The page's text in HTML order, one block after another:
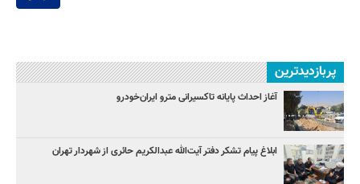
پربازدیدترین
آغاز احداث پایانه تاکسیرانی مترو ایران‌خودرو
ابلاغ پیام تشکر دفتر آیت‌الله عبدالکریم حائری از شهردار تهران